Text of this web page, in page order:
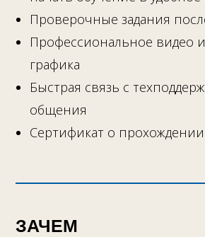
Проверочные задания
Профессиональное видео
графика
Быстрая связь с
общения
Сертификат о прохождении
ЗАЧЕМ